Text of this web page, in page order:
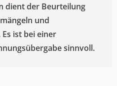
dient der Beurteilung
und
ist bei einer
sinnvoll.